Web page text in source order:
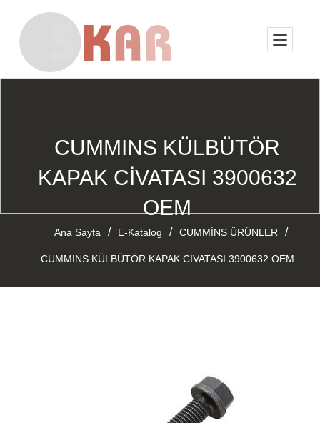
CUMMINS KÜLBÜTÖR
KAPAK CİVATASI 3900632
OEM
Ana Sayfa / E-Katalog / CUMMİNS ÜRÜNLER /
CUMMINS KÜLBÜTÖR KAPAK CİVATASI 3900632 OEM